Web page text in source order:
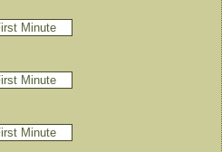
Minute
Minute
Minute